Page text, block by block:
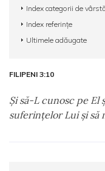
Index categorii de vârstă
Index referințe
Ultimele adăugate
FILIPENI 3:10
Şi să-L cunosc pe El
suferinţelor Lui şi să